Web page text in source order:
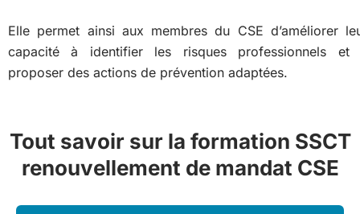
Elle permet ainsi aux membres du CSE d’améliorer
capacité à identifier les risques professionnels et
proposer des actions de prévention adaptées.
Tout savoir sur la formation SSCT
renouvellement de mandat CSE